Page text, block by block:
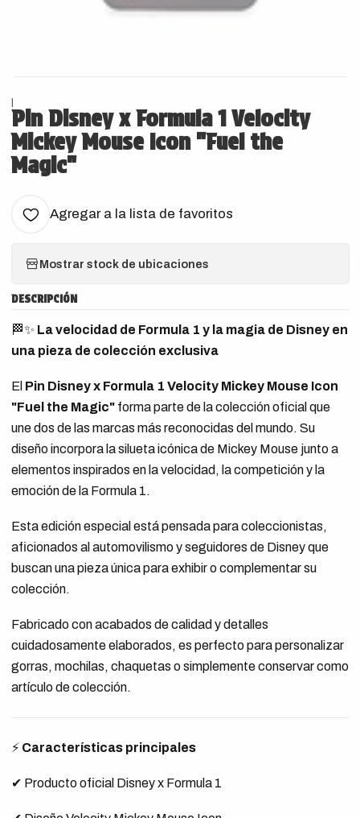
|
Pin Disney x Formula 1 Velocity
Mickey Mouse Icon "Fuel the
Magic"
Agregar a la lista de favoritos
Mostrar stock de ubicaciones
DESCRIPCIÓN
🏁✨ La velocidad de Formula 1 y la magia de Disney en
una pieza de colección exclusiva
El Pin Disney x Formula 1 Velocity Mickey Mouse Icon
"Fuel the Magic"forma parte de la colección oficial que
une dos de las marcas más reconocidas del mundo. Su
diseño incorpora la silueta icónica de Mickey Mouse junto a
elementos inspirados en la velocidad, la competición y la
emoción de la Formula 1.
Esta edición especial está pensada para coleccionistas,
aficionados al automovilismo y seguidores de Disney que
buscan una pieza única para exhibir o complementar su
colección.
Fabricado con acabados de calidad y detalles
cuidadosamente elaborados, es perfecto para personalizar
gorras, mochilas, chaquetas o simplemente conservar como
artículo de colección.
⚡ Características principales
✔ Producto oficial Disney x Formula 1